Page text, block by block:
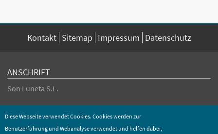
Diese Webseite verwendet Cookies. Cookies werden zur
Benutzerführung und Webanalyse verwendet und helfen dabei,
Kontakt Sitemap Impressum Datenschutz
ANSCHRIFT
Son Luneta S.L.
Mobil
+34 619 69 25 06
E-Mail
info@sonluneta.com